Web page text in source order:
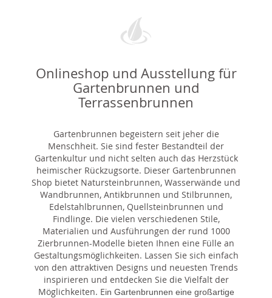
Onlineshop und Ausstellung für
Gartenbrunnen und
Terrassenbrunnen
Gartenbrunnen begeistern seit jeher die
Menschheit. Sie sind fester Bestandteil der
Gartenkultur und nicht selten auch das Herzstück
heimischer Rückzugsorte. Dieser Gartenbrunnen
Shop bietet Natursteinbrunnen, Wasserwände und
Wandbrunnen, Antikbrunnen und Stilbrunnen,
Edelstahlbrunnen, Quellsteinbrunnen und
Findlinge. Die vielen verschiedenen Stile,
Materialien und Ausführungen der rund 1000
Zierbrunnen-Modelle bieten Ihnen eine Fülle an
Gestaltungsmöglichkeiten. Lassen Sie sich einfach
von den attraktiven Designs und neuesten Trends
inspirieren und entdecken Sie die Vielfalt der
Möglichkeiten. Ein Gartenbrunnen eine großartige